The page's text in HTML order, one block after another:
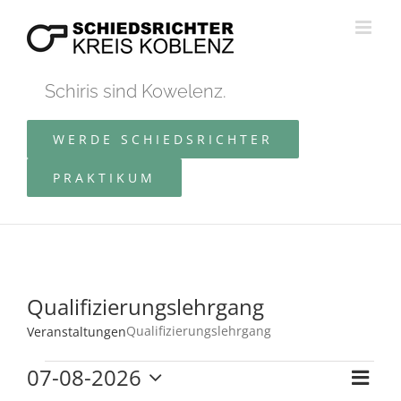
Inhalt
Schiris sind Kowelenz.
WERDE SCHIEDSRICHTER
PRAKTIKUM
Qualifizierungslehrgang
VeranstaltungenQualifizierungslehrgang
Veranstaltungen Monat
07-08-2026